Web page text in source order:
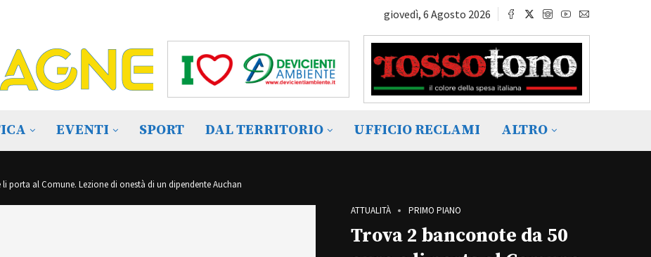
giovedì, 6 Agosto 2026
EVENTI SPORT DAL TERRITORIO UFFICIO RECLAMI ALTRO
porta al Comune. Lezione di onestà di un dipendente Auchan
ATTUALITÀ PRIMO PIANO
Trova 2 banconote da 50